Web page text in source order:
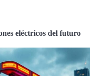
eléctricos del futuro